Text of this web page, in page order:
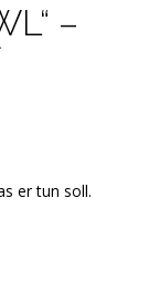
–
er tun soll.